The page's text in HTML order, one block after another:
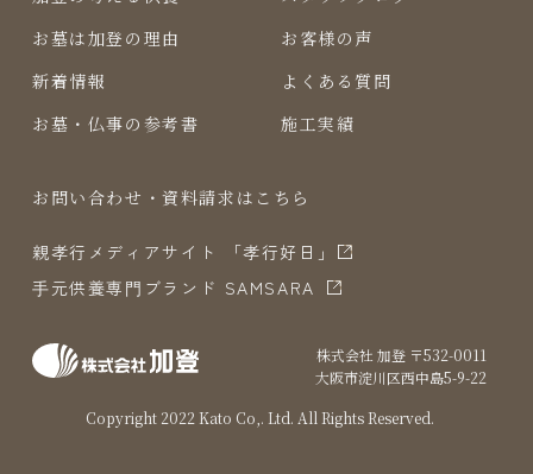
お墓は加登の理由
新着情報
お墓・仏事の参考書
お客様の声
よくある質問
施工実績
お問い合わせ・資料請求はこちら
親孝行メディアサイト 「孝行好日」
⼿元供養専⾨ブランド SAMSARA
株式会社 加登 〒532-0011
⼤阪市淀川区⻄中島5-9-22
Copyright 2022 Kato Co,. Ltd. All Rights Reserved.